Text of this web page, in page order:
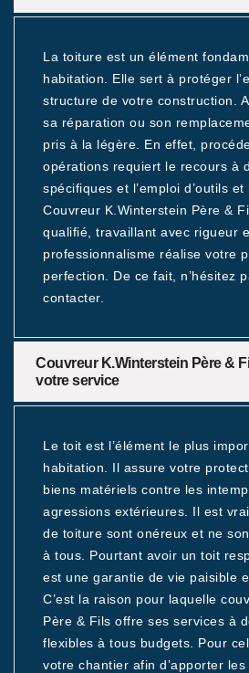
La toiture est un élément
habitation. Elle sert à protéger
structure de votre construction.
sa réparation ou son
pris à la légère. En effet,
opérations requiert le recours à
spécifiques et l’emploi d’outils
Couvreur K.Winterstein Père &
qualifié, travaillant avec rigueur
professionnalisme réalise votre
perfection. De ce fait, n’hésitez
contacter.
Couvreur K.Winterstein Père &
votre service
Le toit est l’élément le plus
habitation. Il assure votre
biens matériels contre les
agressions extérieures. Il est
de toiture sont onéreux et ne
à tous. Pourtant avoir un toit
est une garantie de vie paisible
C’est la raison pour laquelle
Père & Fils offre ses services à
flexibles à tous budgets. Pour
votre chantier afin d’apporter